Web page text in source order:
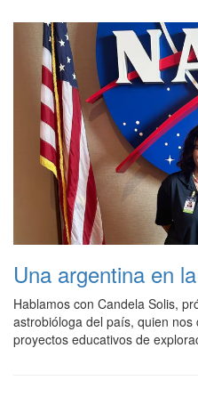
Una argentina en
Hablamos con Candela Solis,
astrobióloga del país, quien
proyectos educativos de